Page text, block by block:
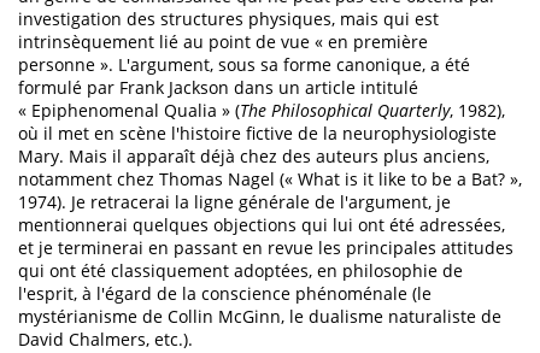
investigation des structures physiques, mais qui est
intrinsèquement lié au point de vue « en première
personne ». L'argument, sous sa forme canonique, a été
formulé par Frank Jackson dans un article intitulé
« Epiphenomenal Qualia » (The Philosophical Quarterly, 1982),
où il met en scène l'histoire fictive de la neurophysiologiste
Mary. Mais il apparaît déjà chez des auteurs plus anciens,
notamment chez Thomas Nagel (« What is it like to be a Bat? »,
1974). Je retracerai la ligne générale de l'argument, je
mentionnerai quelques objections qui lui ont été adressées,
et je terminerai en passant en revue les principales attitudes
qui ont été classiquement adoptées, en philosophie de
l'esprit, à l'égard de la conscience phénoménale (le
mystérianisme de Collin McGinn, le dualisme naturaliste de
David Chalmers, etc.).